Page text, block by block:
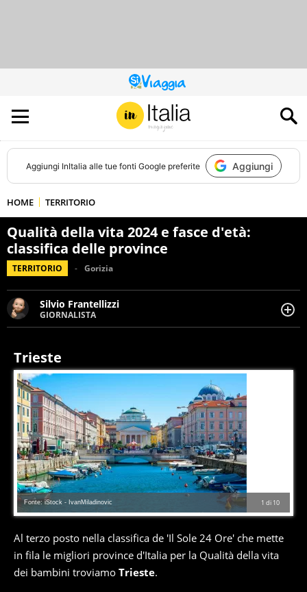
QUESTO
SITO
CONTRIBUISCE
ALL’AUDIENCE
DI
Aggiungi InItalia alle tue fonti Google preferite Aggiungi
HOME TERRITORIO
Qualità della vita 2024 e fasce d'età:
classifica delle province
TERRITORIO Gorizia
Silvio Frantellizzi
GIORNALISTA
Giornalista pubblicista. Da oltre dieci anni si occupa di
cronaca, motori, spettacolo e videogame.
Trieste
1 di 10
Fonte: iStock - IvanMiladinovic
Al terzo posto nella classifica de 'Il Sole 24 Ore' che mette
in fila le migliori province d'Italia per la Qualità della vita
dei bambini troviamo Trieste.